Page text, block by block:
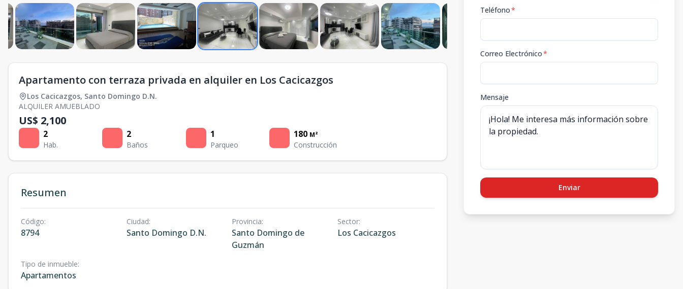
Apartamento con terraza privada en alquiler en Los Cacicazgos
Los Cacicazgos, Santo Domingo D.N.
ALQUILER AMUEBLADO
US$ 2,100
2
Hab.
2
Baños
1
Parqueo
180 M²
Construcción
Resumen
Código:
8794
Ciudad:
Santo Domingo D.N.
Provincia:
Santo Domingo de
Guzmán
Sector:
Los Cacicazgos
Tipo de inmueble:
Apartamentos
Teléfono*
Correo Electrónico*
Mensaje
Enviar